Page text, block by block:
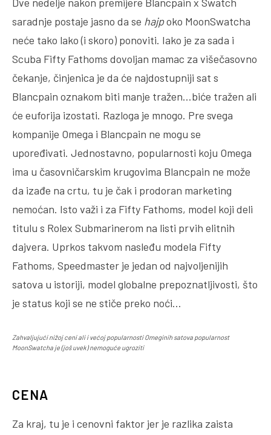
saradnje postaje jasno da se hajpoko MoonSwatcha
neće tako lako (i skoro) ponoviti. Iako je za sada i
Scuba Fifty Fathoms dovoljan mamac za višečasovno
čekanje, činjenica je da će najdostupniji sat s
Blancpain oznakom biti manje tražen…biće tražen ali
će euforija izostati. Razloga je mnogo. Pre svega
kompanije Omega i Blancpain ne mogu se
upoređivati. Jednostavno, popularnosti koju Omega
ima u časovničarskim krugovima Blancpain ne može
da izađe na crtu, tu je čak i prodoran marketing
nemoćan. Isto važi i za Fifty Fathoms, model koji deli
titulu s Rolex Submarinerom na listi prvih elitnih
dajvera. Uprkos takvom nasleđu modela Fifty
Fathoms, Speedmaster je jedan od najvoljenijih
satova u istoriji, model globalne prepoznatljivosti, što
je status koji se ne stiče preko noći…
Zahvaljujući nižoj ceni ali i većoj popularnosti Omeginih satova popularnost
MoonSwatcha je (još uvek) nemoguće ugroziti
CENA
Za kraj, tu je i cenovni faktor jer je razlika zaista